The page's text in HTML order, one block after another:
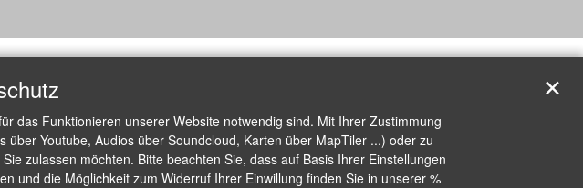
das Funktionieren unserer Website notwendig sind. Mit Ihrer Zustimmung
Youtube, Audios über Soundcloud, Karten über MapTiler ...) oder zu
zulassen möchten. Bitte beachten Sie, dass auf Basis Ihrer Einstellungen
und die Möglichkeit zum Widerruf Ihrer Einwillung finden Sie in unserer %
✕